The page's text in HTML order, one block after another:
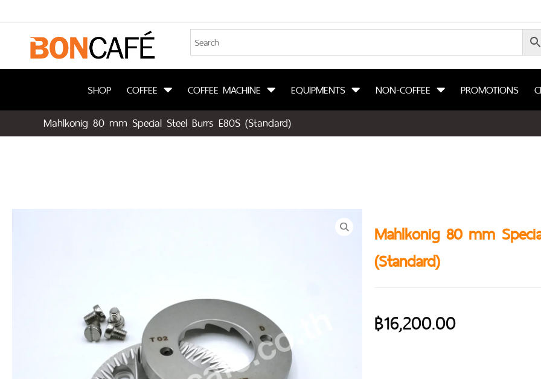
SHOP COFFEE COFFEE MACHINE EQUIPMENTS NON-COFFEE PROMOTIONS
Mahlkonig 80 mm Special Steel Burrs E80S (Standard)
Mahlkonig 80 mm
(Standard)
฿16,200.00